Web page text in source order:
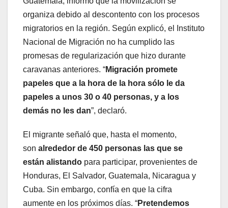
organiza debido al descontento con los procesos
migratorios en la región. Según explicó, el Instituto
Nacional de Migración no ha cumplido las
promesas de regularización que hizo durante
caravanas anteriores. “Migración promete
papeles que a la hora de la hora sólo le da
papeles a unos 30 o 40 personas, y a los
demás no les dan”, declaró.
El migrante señaló que, hasta el momento,
son alrededor de 450 personas las que se
están alistando para participar, provenientes de
Honduras, El Salvador, Guatemala, Nicaragua y
Cuba. Sin embargo, confía en que la cifra
aumente en los próximos días. “Pretendemos